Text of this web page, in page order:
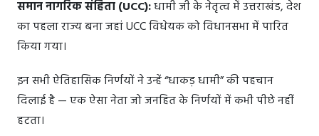
समान नागरिक संहिता (UCC):धामी जी के नेतृत्व में उत्तराखंड, देश
का पहला राज्य बना जहां UCC विधेयक को विधानसभा में पारित
किया गया।
इन सभी ऐतिहासिक निर्णयों ने उन्हें “धाकड़ धामी” की पहचान
दिलाई है — एक ऐसा नेता जो जनहित के निर्णयों में कभी पीछे नहीं
हटता।